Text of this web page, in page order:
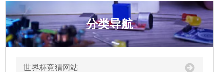
分类导航
世界杯竞猜网站